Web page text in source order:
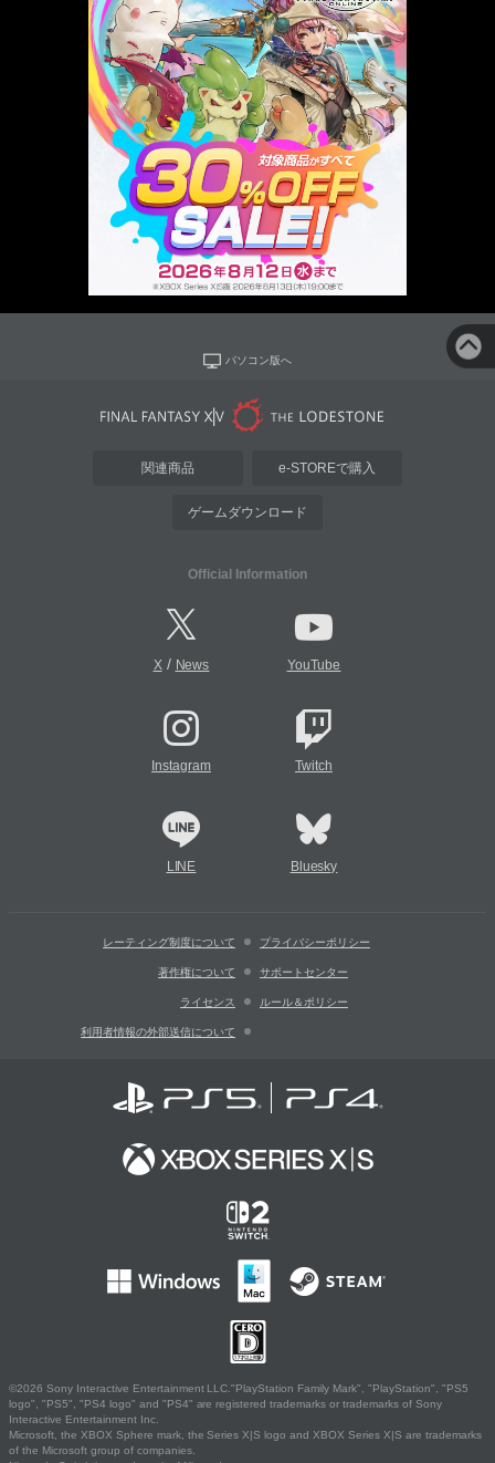
パソコン版へ
関連商品 e-STOREで購入
ゲームダウンロード
Official Information
X/ News YouTube
Instagram Twitch
LINE Bluesky
レーティング制度について プライバシーポリシー
著作権について サポートセンター
ライセンス ルール＆ポリシー
利用者情報の外部送信について
©2026 Sony Interactive Entertainment LLC."PlayStation Family Mark", "PlayStation", "PS5
logo", "PS5", "PS4 logo" and "PS4" are registered trademarks or trademarks of Sony
Interactive Entertainment Inc.
Microsoft, the XBOX Sphere mark, the Series X|S logo and XBOX Series X|S are trademarks
of the Microsoft group of companies.